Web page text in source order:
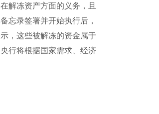
解冻资产方面的义务，且
忘录签署并开始执行后，
，这些被解冻的资金属于
行将根据国家需求、经济